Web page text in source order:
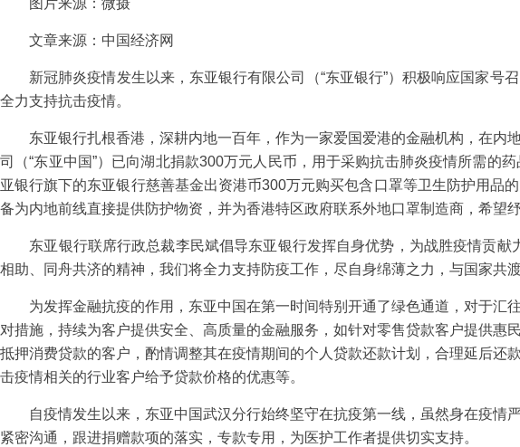
图片来源：微摄
文章来源：中国经济网
新冠肺炎疫情发生以来，东亚银行有限公司（“东亚银行”）积极响应国家号
全力支持抗击疫情。
东亚银行扎根香港，深耕内地一百年，作为一家爱国爱港的金融机构，在内
司（“东亚中国”）已向湖北捐款300万元人民币，用于采购抗击肺炎疫情所需
亚银行旗下的东亚银行慈善基金出资港币300万元购买包含口罩等卫生防护用品
备为内地前线直接提供防护物资，并为香港特区政府联系外地口罩制造商，希望
东亚银行联席行政总裁李民斌倡导东亚银行发挥自身优势，为战胜疫情贡献
相助、同舟共济的精神，我们将全力支持防疫工作，尽自身绵薄之力，与国家共
为发挥金融抗疫的作用，东亚中国在第一时间特别开通了绿色通道，对于汇
对措施，持续为客户提供安全、高质量的金融服务，如针对零售贷款客户提供
抵押消费贷款的客户，酌情调整其在疫情期间的个人贷款还款计划，合理延后
击疫情相关的行业客户给予贷款价格的优惠等。
自疫情发生以来，东亚中国武汉分行始终坚守在抗疫第一线，虽然身在疫情
紧密沟通，跟进捐赠款项的落实，专款专用，为医护工作者提供切实支持。